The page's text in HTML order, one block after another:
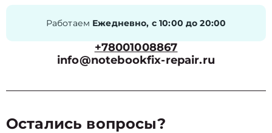
Работаем Ежедневно, с 10:00 до 20:00
+78001008867
info@notebookfix-repair.ru
Остались вопросы?